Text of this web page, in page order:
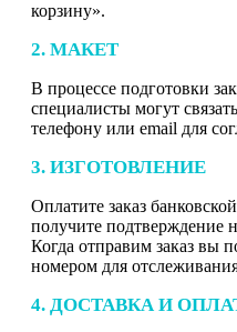
корзину».
2. МАКЕТ
В процессе подготовки
специалисты могут
телефону или email для
3. ИЗГОТОВЛЕНИЕ
Оплатите заказ
получите подтверждение
Когда отправим заказ вы
номером для
4. ДОСТАВКА И